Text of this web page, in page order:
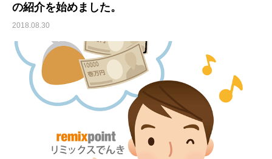
の紹介を始めました。
2018.08.30